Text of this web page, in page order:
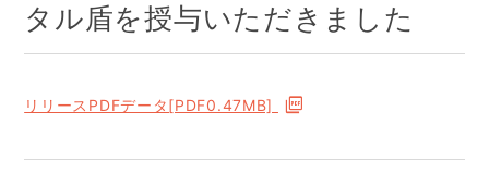
タル盾を授与いただきました
リリースPDFデータ[PDF0.47MB]